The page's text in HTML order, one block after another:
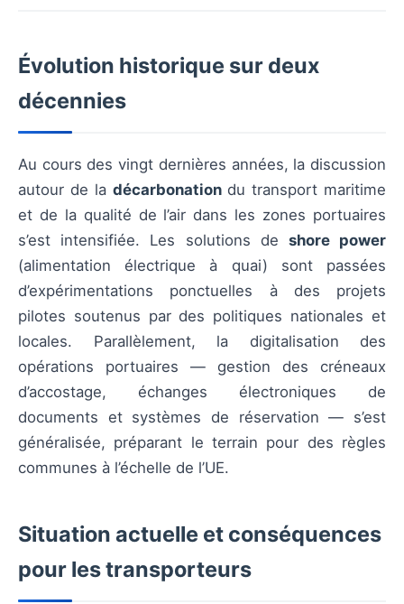
Évolution historique sur deux
décennies
Au cours des vingt dernières années, la discussion
autour de la décarbonationdu transport maritime
et de la qualité de l’air dans les zones portuaires
s’est intensifiée. Les solutions de shore power
(alimentation électrique à quai) sont passées
d’expérimentations ponctuelles à des projets
pilotes soutenus par des politiques nationales et
locales. Parallèlement, la digitalisation des
opérations portuaires — gestion des créneaux
d’accostage, échanges électroniques de
documents et systèmes de réservation — s’est
généralisée, préparant le terrain pour des règles
communes à l’échelle de l’UE.
Situation actuelle et conséquences
pour les transporteurs